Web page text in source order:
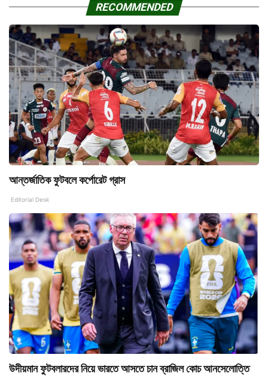
RECOMMENDED
আন্তর্জাতিক ফুটবলে কর্পোরেট গ্রাস
Editorial Desk
উদীয়মান ফুটবলারদের নিয়ে ভারতে আসতে চান ব্রাজিল কোচ আনসেলোত্তি